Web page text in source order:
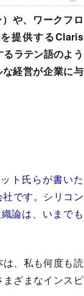
や、ワークフロ
提供するClaris
ラテン語のよう
経営が企業に与
ト氏らが書いた
です。シリコン
論は、いまでも
は、私も何度も読
ざまなインスピ